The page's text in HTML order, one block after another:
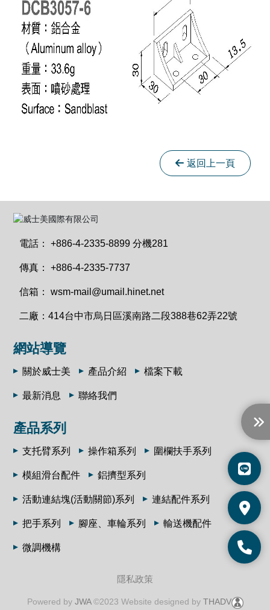
返回上一頁
電話：+886-4-2335-8899 分機281
傳真：+886-4-2335-7737
信箱：wsm-mail@umail.hinet.net
二廠：414台中市烏日區溪南路二段388巷62弄22號
網站導覽
關於威士美 產品介紹 檔案下載
最新消息 聯絡我們
產品系列
支托臂系列 操作箱系列 圍欄扶手系列
模組滑台配件 鋁擠型系列
活動連結塊(活動關節)系列 連結配件系列
把手系列 腳座、車輪系列 輸送機配件
微調機構
隱私政策
Powered by JWA©2023 Website designed by THADV